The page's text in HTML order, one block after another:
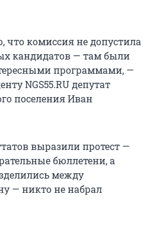
что комиссия не допустила
кандидатов — там были
программами, —
NGS55.RU депутат
поселения Иван
выразили протест —
бюллетени, а
между
— никто не набрал